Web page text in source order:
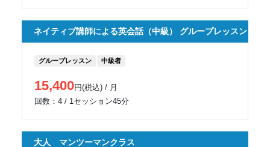
ネイティブ講師による英会話（中級） グループレッスン
グループレッスン 中級者
15,400円(税込) / 月
回数：4 / 1セッション45分
大人 マンツーマンクラス